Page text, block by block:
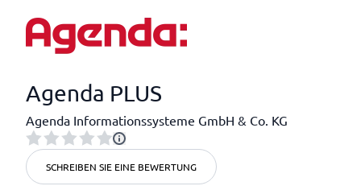
Agenda PLUS
Agenda Informationssysteme GmbH & Co. KG
SCHREIBEN SIE EINE BEWERTUNG